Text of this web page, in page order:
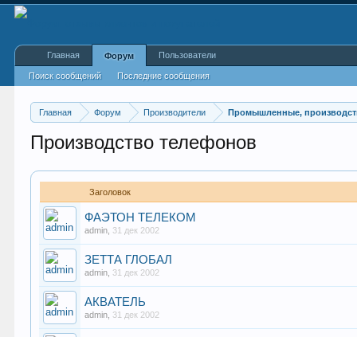
Главная Форум Производители Промышленные,
Производство телефонов
Заголовок
ФАЭТОН ТЕЛЕКОМ
admin 31 дек 2002
ЗЕТТА ГЛОБАЛ
admin 31 дек 2002
АКВАТЕЛЬ
admin 31 дек 2002
Главная Форум
Поиск сообщений Последние сообщения
Пользователи